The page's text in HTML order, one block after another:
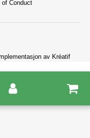
of Conduct
av Kréatif